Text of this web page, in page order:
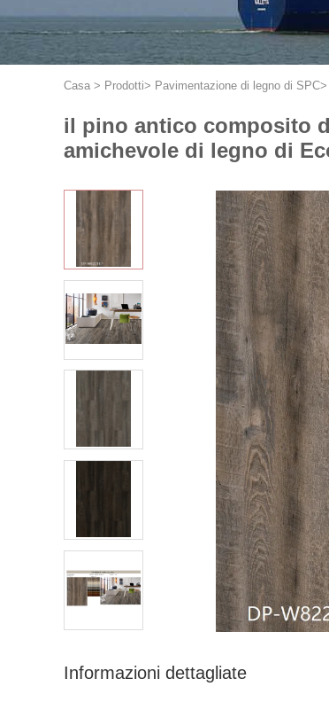
Casa > Prodotti> Pavimentazione di legno di SPC>
il pino antico composito
amichevole di legno di
Informazioni dettagliate